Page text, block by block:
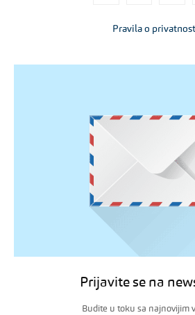
Pravila o
Prijavite se na
Budite u toku sa najnovijim